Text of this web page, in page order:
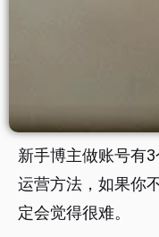
新手博主做账号有
运营方法，如果你
定会觉得很难。